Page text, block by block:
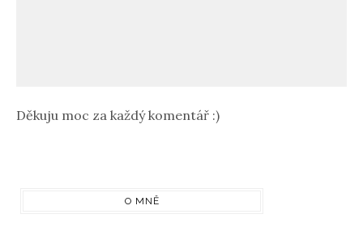
Děkuju moc za každý komentář :)
O MNĚ